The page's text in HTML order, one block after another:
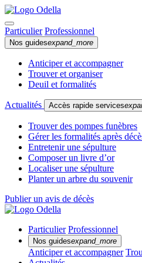
Particulier Professionnel
Nos guidesexpand_more
Anticiper et accompagner
Trouver et organiser
Deuil et formalités
Actualités Accès rapide services
Trouver des pompes funèbres
Gérer les formalités après
Entretenir une sépulture
Composer un livre d’or
Localiser une sépulture
Planter un arbre du souvenir
Publier un avis de décès
Particulier Professionnel
Nos guidesexpand_more
Anticiper et accompagner